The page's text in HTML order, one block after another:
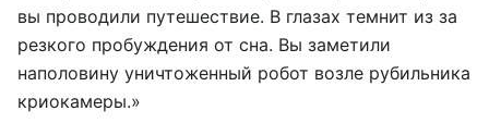
вы проводили путешествие. В глазах темнит из за
резкого пробуждения от сна. Вы заметили
наполовину уничтоженный робот возле рубильника
криокамеры.»